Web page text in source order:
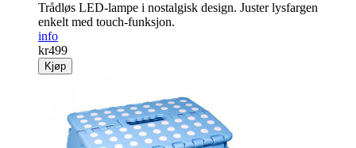
Trådløs LED-lampe i nostalgisk design. Juster lysfargen
enkelt med touch-funksjon.
info
kr499
Kjøp